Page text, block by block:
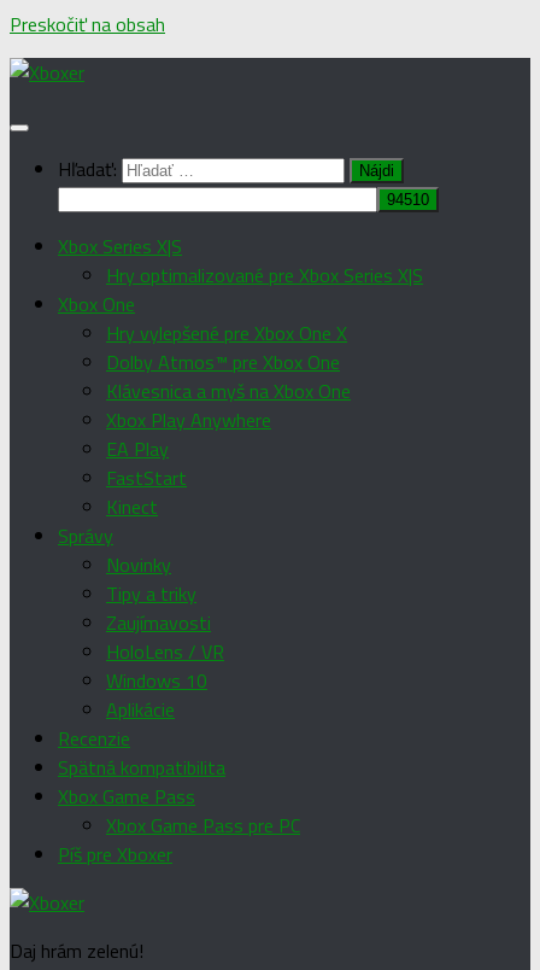
Preskočiť na obsah
Hľadať:
Xbox Series X|S
Hry optimalizované pre Xbox Series X|S
Xbox One
Hry vylepšené pre Xbox One X
Dolby Atmos™ pre Xbox One
Klávesnica a myš na Xbox One
Xbox Play Anywhere
EA Play
FastStart
Kinect
Správy
Novinky
Tipy a triky
Zaujímavosti
HoloLens / VR
Windows 10
Aplikácie
Recenzie
Spätná kompatibilita
Xbox Game Pass
Xbox Game Pass pre PC
Píš pre Xboxer
Daj hrám zelenú!